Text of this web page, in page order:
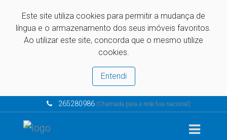
Este site utiliza cookies para permitir a mudança de
língua e o armazenamento dos seus imóveis favoritos.
Ao utilizar este site, concorda que o mesmo utilize
cookies.
Entendi
265280986(Chamada para a rede fixa nacional)